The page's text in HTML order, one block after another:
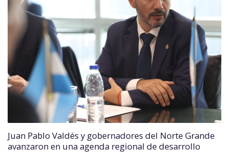
Juan Pablo Valdés y gobernadores del Norte Grande
avanzaron en una agenda regional de desarrollo